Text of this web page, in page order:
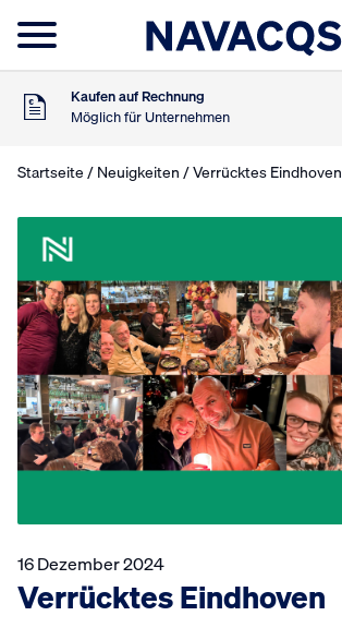
Versand Montag
9
Kundenbewertung
Basierend auf 453 Bewertungen
Kaufen auf Rechnung
Möglich für Unternehmen
Am Samstag bestellt
,5
Möglich für Unternehmen
Kostenloser Versand
Ab 75,- € exkl. MwSt.
Am Samstag bestellt
Versand Montag
Startseite/Neuigkeiten/ Verrücktes Eindhoven
16 Dezember 2024
Verrücktes Eindhoven